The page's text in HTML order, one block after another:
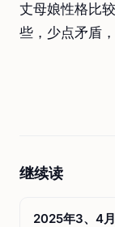
丈母娘性格比
些，少点矛盾
继续读
2025年3、4